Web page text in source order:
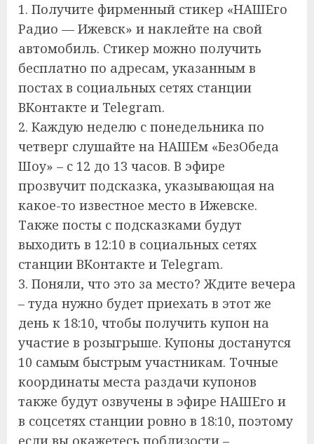
1. Получите фирменный стикер «НАШЕго
Радио — Ижевск» и наклейте на свой
автомобиль. Стикер можно получить
бесплатно по адресам, указанным в
постах в социальных сетях станции
ВКонтакте и Telegram.
2. Каждую неделю с понедельника по
четверг слушайте на НАШЕм «БезОбеда
Шоу» – с 12 до 13 часов. В эфире
прозвучит подсказка, указывающая на
какое-то известное место в Ижевске.
Также посты с подсказками будут
выходить в 12:10 в социальных сетях
станции ВКонтакте и Telegram.
3. Поняли, что это за место? Ждите вечера
– туда нужно будет приехать в этот же
день к 18:10, чтобы получить купон на
участие в розыгрыше. Купоны достанутся
10 самым быстрым участникам. Точные
координаты места раздачи купонов
также будут озвучены в эфире НАШЕго и
в соцсетях станции ровно в 18:10, поэтому